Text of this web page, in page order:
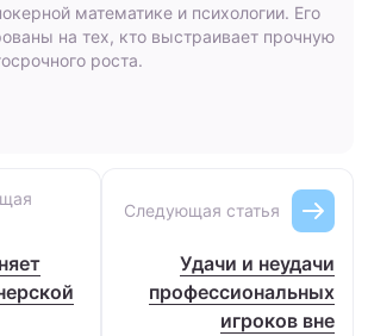
математике и психологии. Его
на тех, кто выстраивает прочную
роста.
Следующая статья
Удачи и неудачи
профессиональных
игроков вне